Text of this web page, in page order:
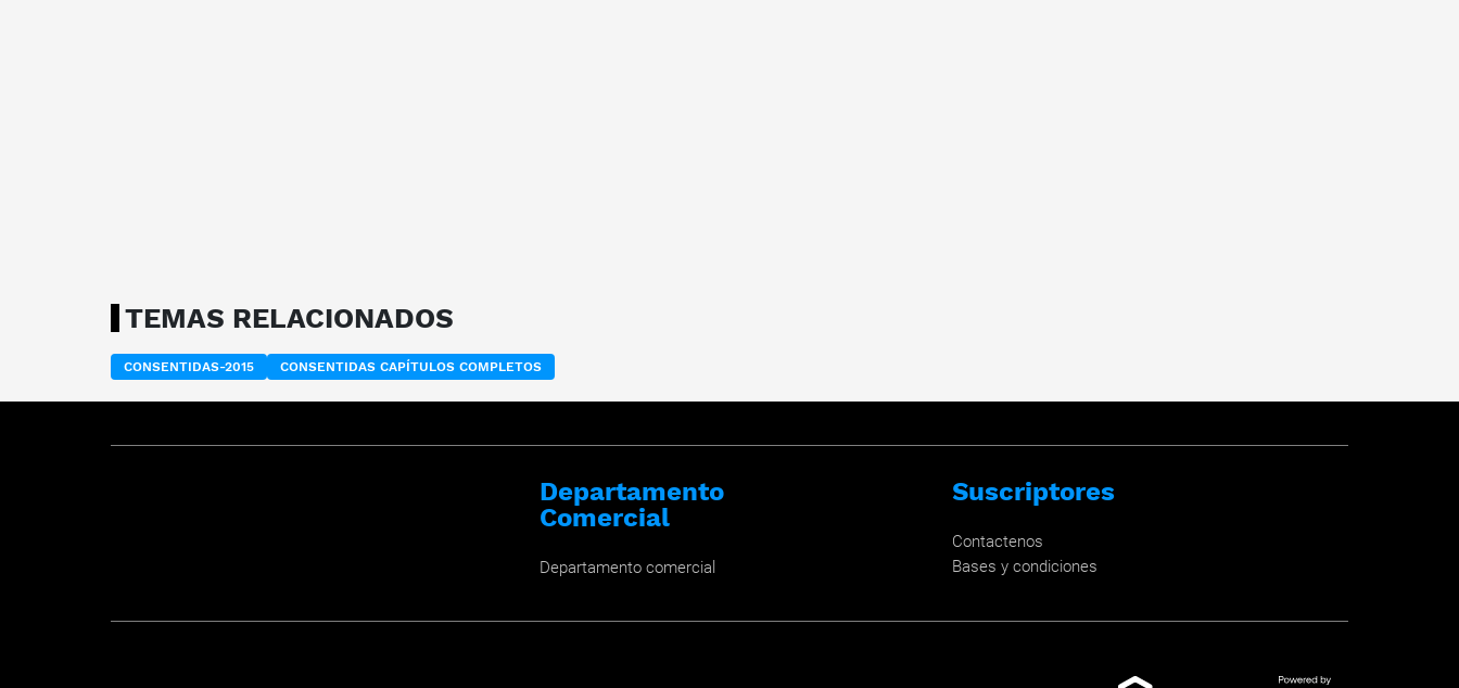
TEMAS RELACIONADOS
CONSENTIDAS-2015 CONSENTIDAS CAPÍTULOS COMPLETOS
Departamento
Comercial
Departamento comercial
Suscriptores
Contactenos
Bases y condiciones